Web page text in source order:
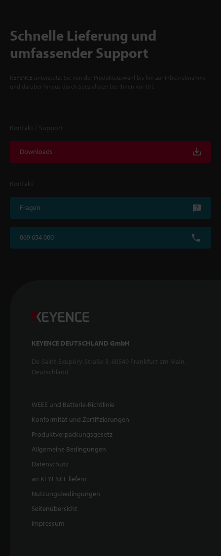
Schnelle Lieferung und
umfassender Support
KEYENCE unterstützt Sie von der Produktauswahl bis hin zur Inbetriebnahme
und darüber hinaus durch Spezialisten bei Ihnen vor Ort.
Kontakt / Support
Downloads
Kontakt
Fragen
069 654 000
KEYENCE DEUTSCHLAND GmbH
De-Saint-Exupéry-Straße 3, 60549 Frankfurt am Main,
Deutschland
WEEE und Batterie-Richtlinie
Konformität und Zertifizierungen
Produktverpackungsgesetz
Allgemeine Bedingungen
Datenschutz
an KEYENCE liefern
Nutzungsbedingungen
Seitenübersicht
Impressum